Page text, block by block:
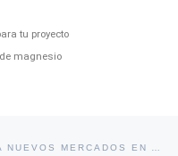
tu proyecto
magnesio